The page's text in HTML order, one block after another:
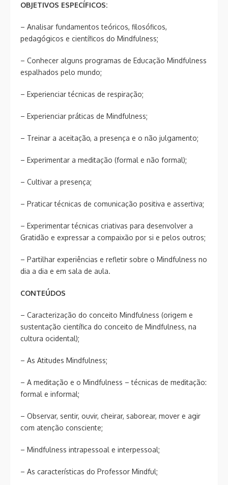
OBJETIVOS ESPECÍFICOS:
– Analisar fundamentos teóricos, filosóficos,
pedagógicos e científicos do Mindfulness;
– Conhecer alguns programas de Educação Mindfulness
espalhados pelo mundo;
– Experienciar técnicas de respiração;
– Experienciar práticas de Mindfulness;
– Treinar a aceitação, a presença e o não julgamento;
– Experimentar a meditação (formal e não formal);
– Cultivar a presença;
– Praticar técnicas de comunicação positiva e assertiva;
– Experimentar técnicas criativas para desenvolver a
Gratidão e expressar a compaixão por si e pelos outros;
– Partilhar experiências e refletir sobre o Mindfulness no
dia a dia e em sala de aula.
CONTEÚDOS
– Caracterização do conceito Mindfulness (origem e
sustentação científica do conceito de Mindfulness, na
cultura ocidental);
– As Atitudes Mindfulness;
– A meditação e o Mindfulness – técnicas de meditação:
formal e informal;
– Observar, sentir, ouvir, cheirar, saborear, mover e agir
com atenção consciente;
– Mindfulness intrapessoal e interpessoal;
– As características do Professor Mindful;